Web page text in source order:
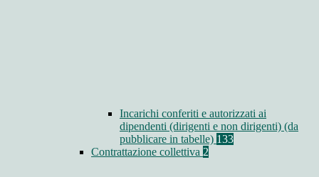
Incarichi conferiti e autorizzati ai
dipendenti (dirigenti e non dirigenti) (da
pubblicare in tabelle) 133
Contrattazione collettiva 2